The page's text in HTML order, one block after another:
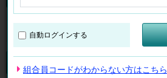
自動ログインする
組合員コードがわからない方はこちら